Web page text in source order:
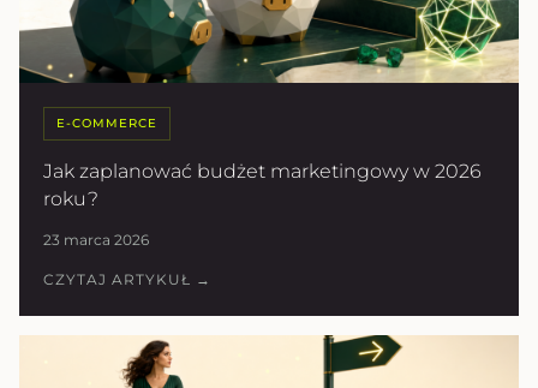
E-COMMERCE
Jak zaplanować budżet marketingowy w 2026
roku?
23 marca 2026
CZYTAJ ARTYKUŁ →